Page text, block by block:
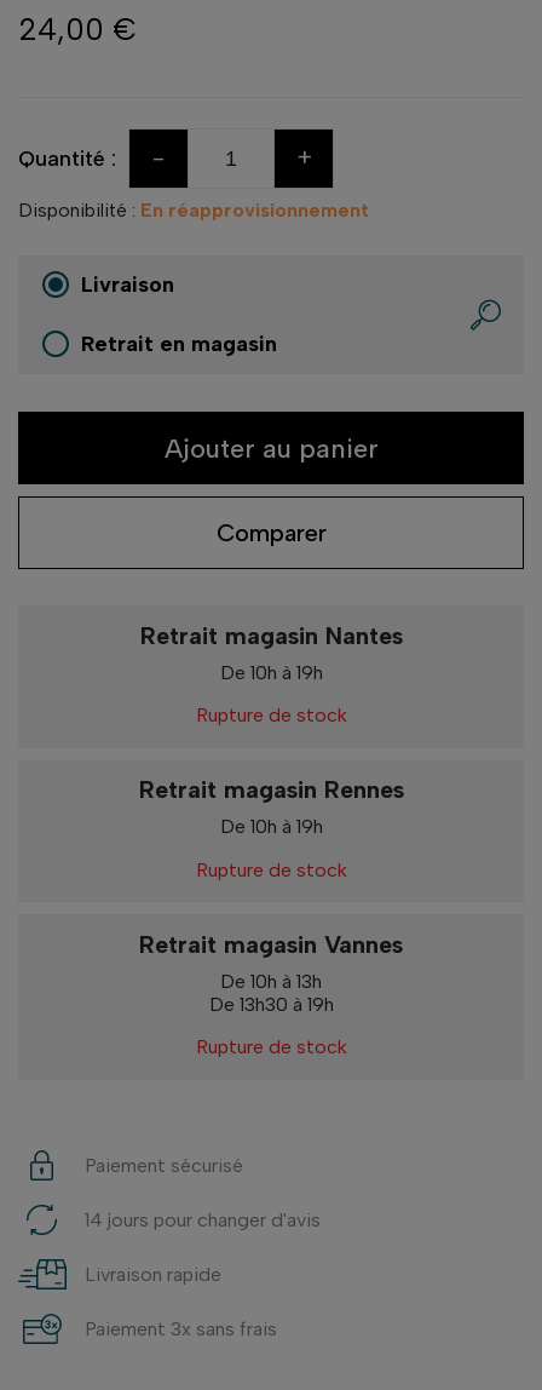
24,00 €
Quantité : - +
Disponibilité : En réapprovisionnement
Livraison
Retrait en magasin
Ajouter au panier
Comparer
Retrait magasin Nantes
De 10h à 19h
Rupture de stock
Retrait magasin Rennes
De 10h à 19h
Rupture de stock
Retrait magasin Vannes
De 10h à 13h
De 13h30 à 19h
Rupture de stock
Paiement sécurisé
14 jours pour changer d'avis
Livraison rapide
Paiement 3x sans frais